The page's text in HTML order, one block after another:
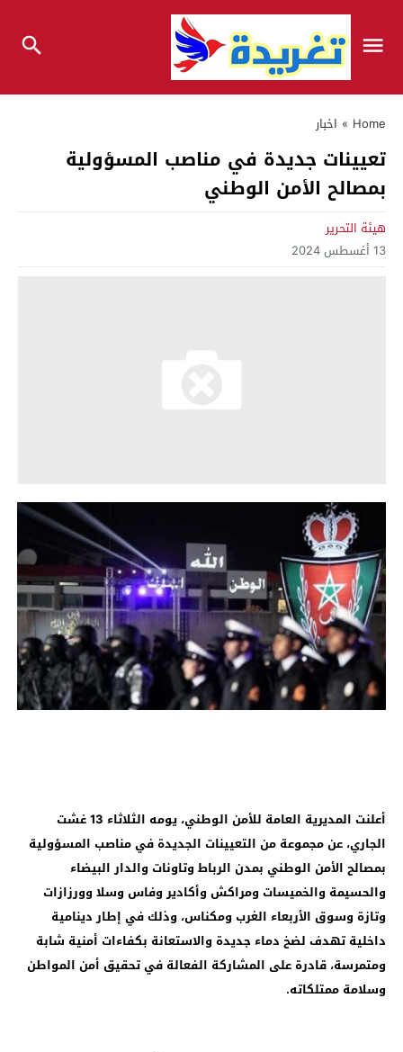
Home
» اخبار
تعيينات جديدة في مناصب المسؤولية
بمصالح الأمن الوطني
هيئة التحرير
13 أغسطس 2024
أعلنت المديرية العامة للأمن الوطني، يومه الثلاثاء 13 غشت
الجاري، عن مجموعة من التعيينات الجديدة في مناصب المسؤولية
بمصالح الأمن الوطني بمدن الرباط وتاونات والدار البيضاء
والحسيمة والخميسات ومراكش وأكادير وفاس وسلا وورزازات
وتازة وسوق الأربعاء الغرب ومكناس، وذلك في إطار دينامية
داخلية تهدف لضخ دماء جديدة والاستعانة بكفاءات أمنية شابة
ومتمرسة، قادرة على المشاركة الفعالة في تحقيق أمن المواطن
وسلامة ممتلكاته.